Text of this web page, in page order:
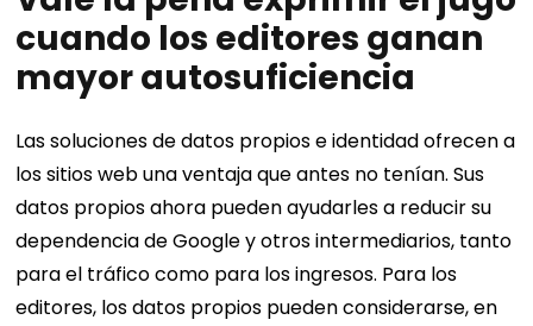
cuando los editores ganan
mayor autosuficiencia
Las soluciones de datos propios e identidad ofrecen a
los sitios web una ventaja que antes no tenían. Sus
datos propios ahora pueden ayudarles a reducir su
dependencia de Google y otros intermediarios, tanto
para el tráfico como para los ingresos. Para los
editores, los datos propios pueden considerarse, en